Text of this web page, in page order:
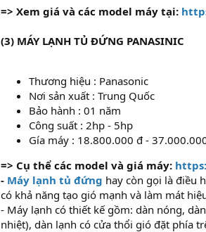
=> Xem giá và các model máy tại:
(3) MÁY LẠNH TỦ ĐỨNG PANASINIC
Thương hiệu : Panasonic
Nơi sản xuất : Trung Quốc
Bảo hành : 01 năm
Công suất : 2hp - 5hp
Gía máy : 18.800.000 đ -
=> Cụ thể các model và giá máy:
- Máy lạnh tủ đứng hay còn gọi là điều
có khả năng tạo gió mạnh và làm mát
- Máy lạnh có thiết kế gồm: dàn nóng,
nhiệt), dàn lạnh có cửa thổi gió đặt phía